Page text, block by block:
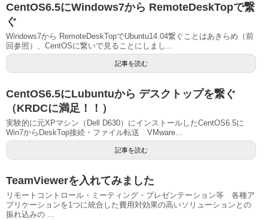
CentOS6.5にWindows7から RemoteDeskTopで繋
ぐ
Windows7から RemoteDeskTopでUbuntu14.04繋ぐことはあきらめ（前
回参照）、CentOSに繋いで見ることにしまし...
記事を読む
CentOS6.5にLubuntuから デスクトップを繋ぐ
（KRDCに満足！！）
実験的に元XPマシン（Dell D630）にインストールしたCentOS6.5に
Win7からDeskTop接続・ファイル転送 VMware...
記事を読む
TeamViewerを入れてみました
リモートコントロール・ミーティング・プレゼンテーション等 各種ア
プリケーションを1つに統合した費用対効果の高いソリューションとの
振れ込みの ...